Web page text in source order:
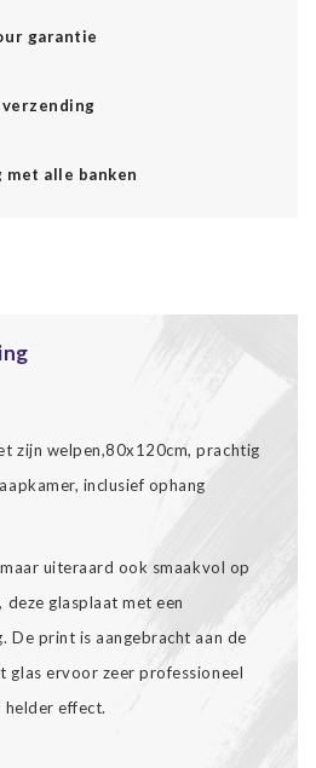
garantie
alle banken
zijn welpen,80x120cm, prachtig
inclusief ophang
uiteraard ook smaakvol op
glasplaat met een
De print is aangebracht aan de
glas ervoor zeer professioneel
helder effect.